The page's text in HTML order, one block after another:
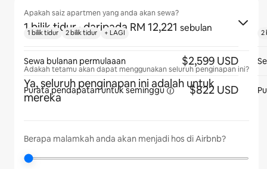
Apakah saiz apartmen yang anda akan sewa?
1 bilik tidur · daripada RM 12,221 sebulan
Adakah tetamu akan dapat menggunakan seluruh penginapan ini?
Ya, seluruh penginapan ini adalah untuk
mereka
Berapa malamkah anda akan menjadi hos di Airbnb?
1 bilik tidur 2 bilik tidur + LAGI
Sewa bulanan permulaaan $2,599 USD
Purata pendapatanuntuk seminggu $822 USD
2